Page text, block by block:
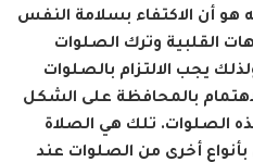
هو أن الاكتفاء بسلامة النفس
القلبية وترك الصلوات
يجب الالتزام بالصلوات
بالمحافظة على الشكل
الصلوات. تلك هي الصلاة
أخرى من الصلوات عند